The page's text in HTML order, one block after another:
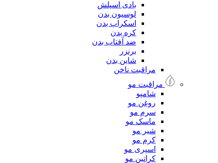
بادی اسپلش
لوسیون بدن
اسکراپ بدن
کره بدن
ضد آفتاب بدن
برنزر
شاین بدن
مراقبت ناخن
مراقبت مو
شامپو
روغن مو
سرم مو
ماسک مو
شیر مو
کرم مو
اسپری مو
کراتین مو